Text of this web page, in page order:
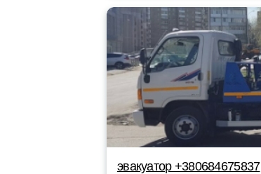
эвакуатор +380684675837